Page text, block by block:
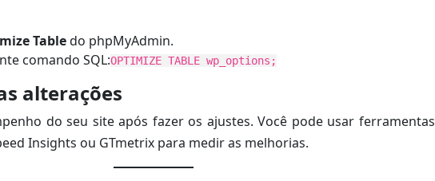
Tabledo phpMyAdmin.
comando SQL:OPTIMIZE TABLE wp_options;
alterações
do seu site após fazer os ajustes. Você pode usar ferramentas
Insights ou GTmetrix para medir as melhorias.